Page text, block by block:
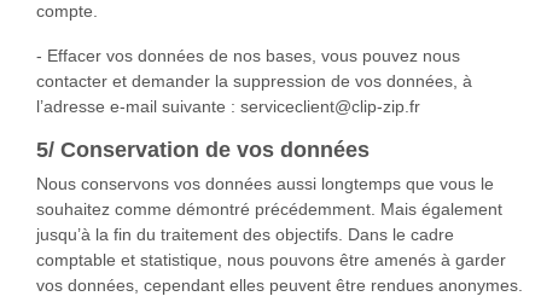
compte.
- Effacer vos données de nos bases, vous pouvez nous
contacter et demander la suppression de vos données, à
l’adresse e-mail suivante : serviceclient@clip-zip.fr
5/ Conservation de vos données
Nous conservons vos données aussi longtemps que vous le
souhaitez comme démontré précédemment. Mais également
jusqu’à la fin du traitement des objectifs. Dans le cadre
comptable et statistique, nous pouvons être amenés à garder
vos données, cependant elles peuvent être rendues anonymes.